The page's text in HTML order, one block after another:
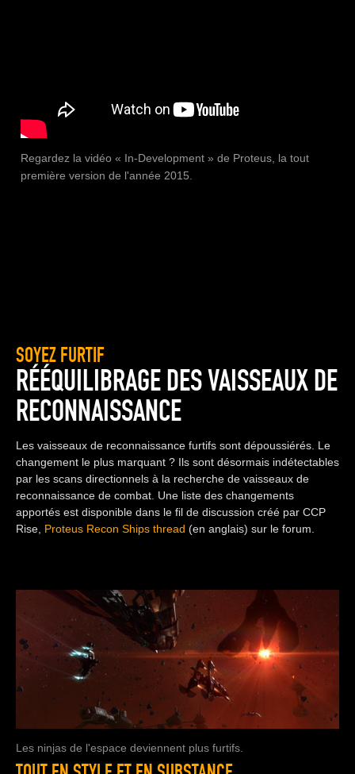
Regardez la vidéo « In-Development » de Proteus, la tout
première version de l'année 2015.
SOYEZ FURTIF
RÉÉQUILIBRAGE DES VAISSEAUX DE
RECONNAISSANCE
Les vaisseaux de reconnaissance furtifs sont dépoussiérés. Le
changement le plus marquant ? Ils sont désormais indétectables
par les scans directionnels à la recherche de vaisseaux de
reconnaissance de combat. Une liste des changements
apportés est disponible dans le fil de discussion créé par CCP
Rise, Proteus Recon Ships thread (en anglais) sur le forum.
Les ninjas de l'espace deviennent plus furtifs.